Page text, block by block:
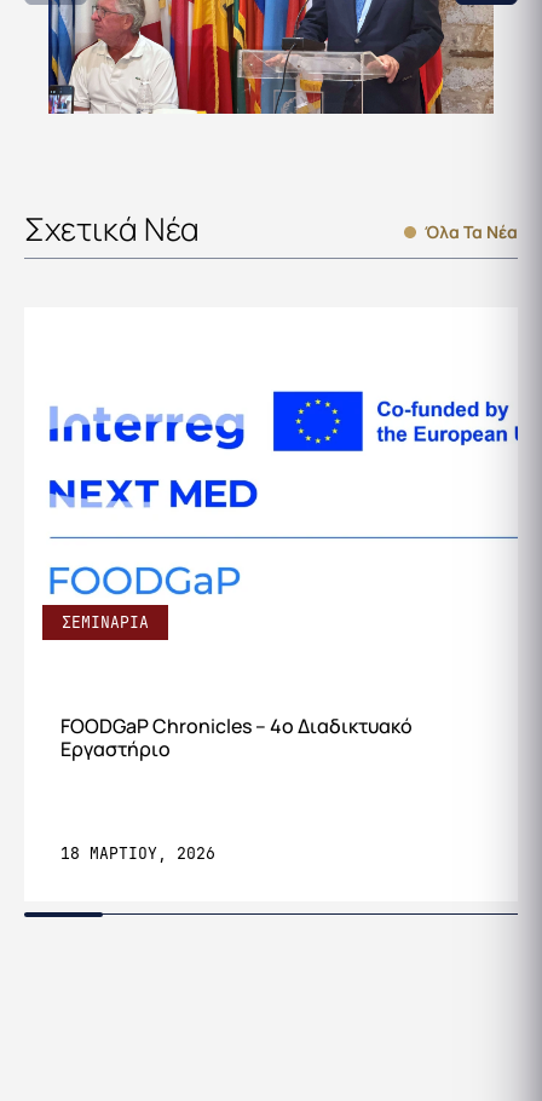
Σχετικά Νέα Όλα Τα Νέα
ΣΕΜΙΝΑΡΙΑ
FOODGaP Chronicles – 4ο Διαδικτυακό
Εργαστήριο
18 ΜΑΡΤΙΟΥ, 2026